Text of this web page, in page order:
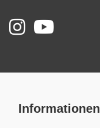
Informationen